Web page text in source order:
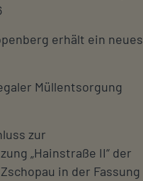
erhält ein neues
Müllentsorgung
zur
„Hainstraße II“ der
in der Fassung